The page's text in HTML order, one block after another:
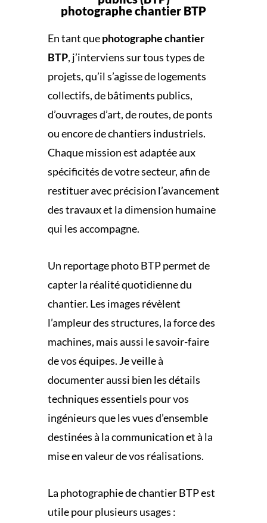
photographe chantier BTP
En tant quephotographe chantier
BTP, j’interviens sur tous types de
projets, qu’il s’agisse de logements
collectifs, de bâtiments publics,
d’ouvrages d’art, de routes, de ponts
ou encore de chantiers industriels.
Chaque mission est adaptée aux
spécificités de votre secteur, afin de
restituer avec précision l’avancement
des travaux et la dimension humaine
qui les accompagne.
Un reportage photo BTP permet de
capter la réalité quotidienne du
chantier. Les images révèlent
l’ampleur des structures, la force des
machines, mais aussi le savoir-faire
de vos équipes. Je veille à
documenter aussi bien les détails
techniques essentiels pour vos
ingénieurs que les vues d’ensemble
destinées à la communication et à la
mise en valeur de vos réalisations.
La photographie de chantier BTP est
utile pour plusieurs usages :